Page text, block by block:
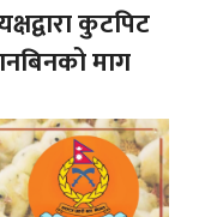
कुटपिट
माग